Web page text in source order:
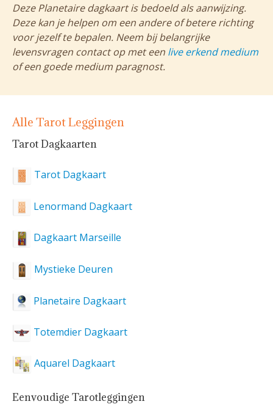
Deze Planetaire dagkaart is bedoeld als aanwijzing.
Deze kan je helpen om een andere of betere richting
voor jezelf te bepalen. Neem bij belangrijke
levensvragen contact op met een live erkend medium
of een goede medium paragnost.
Alle Tarot Leggingen
Tarot Dagkaarten
Tarot Dagkaart
Lenormand Dagkaart
Dagkaart Marseille
Mystieke Deuren
Planetaire Dagkaart
Totemdier Dagkaart
Aquarel Dagkaart
Eenvoudige Tarotleggingen